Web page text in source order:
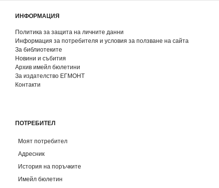
ИНФОРМАЦИЯ
Политика за защита на личните данни
Информация за потребителя и условия за ползване на сайта
За библиотеките
Новини и събития
Архив имейл бюлетини
За издателство ЕГМОНТ
Контакти
ПОТРЕБИТЕЛ
Моят потребител
Адресник
История на поръчките
Имейл бюлетин